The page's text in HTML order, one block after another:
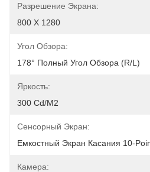
Разрешение Экрана:
800 X 1280
Угол Обзора:
178° Полный Угол Обзора (R/L)
Яркость:
300 Cd/m2
Сенсорный Экран:
Емкостный Экран Касания 10-
Камера: